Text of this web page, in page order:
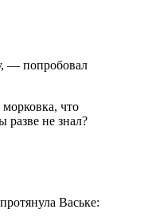
— попробовал
что
разве не знал?
Ваське: